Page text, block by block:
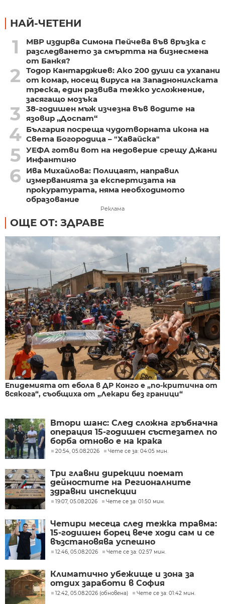
НАЙ-ЧЕТЕНИ
1
МВР издирва Симона Пейчева във връзка с
разследването за смъртта на бизнесмена
от Банкя?
2
Тодор Кантарджиев: Ако 200 души са ухапани
от комар, носещ вируса на Западнонилската
треска, един развива тежко усложнение,
засягащо мозъка
3
38-годишен мъж изчезна във водите на
язовир „Доспат“
4 България посреща чудотворната икона на
Света Богородица – "Хавайска"
5 УЕФА готви вот на недоверие срещу Джани
Инфантино
6
Ива Михайлова: Полицаят, направил
измерванията за експертизата на
прокуратурата, няма необходимото
образование
Реклама
ОЩЕ ОТ: ЗДРАВЕ
Епидемията от ебола в ДР Конго е „по-критична от
всякога“, съобщиха от „Лекари без граници“
Втори шанс: След сложна гръбначна
операция 15-годишен състезател по
борба отново е на крака
20:54, 05.08.2026 Чете се за: 04:05 мин.
Три главни дирекции поемат
дейностите на Регионалните
здравни инспекции
19:07, 05.08.2026 Чете се за: 01:50 мин.
Четири месеца след тежка травма:
15-годишен борец вече ходи сам и се
възстановява успешно
12:46, 05.08.2026 Чете се за: 02:57 мин.
Климатично убежище и зона за
отдих заработи в София
12:42, 05.08.2026 (обновена) Чете се за: 01:42 мин.